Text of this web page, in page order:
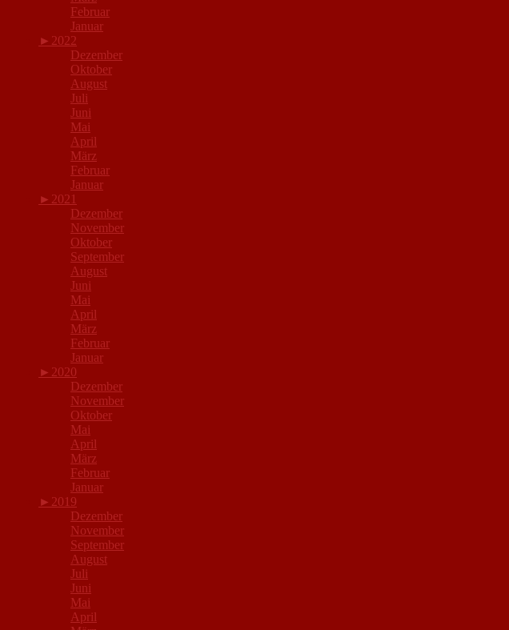
Februar
Januar
► 2022
Dezember
Oktober
August
Juli
Juni
Mai
April
März
Februar
Januar
► 2021
Dezember
November
Oktober
September
August
Juni
Mai
April
März
Februar
Januar
► 2020
Dezember
November
Oktober
Mai
April
März
Februar
Januar
► 2019
Dezember
November
September
August
Juli
Juni
Mai
April